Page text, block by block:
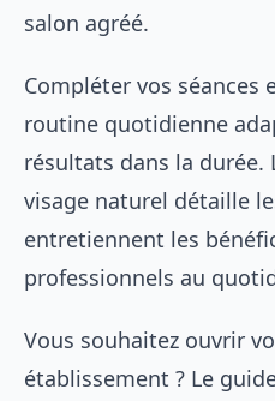
salon agréé.
Compléter vos séances
routine quotidienne
résultats dans la durée.
visage naturel détaille
entretiennent les
professionnels au
Vous souhaitez ouvrir
établissement ? Le